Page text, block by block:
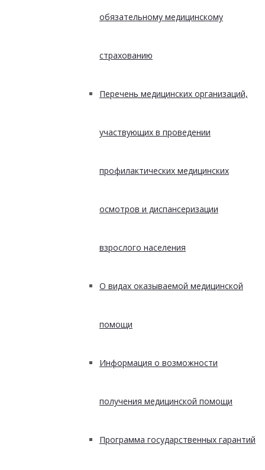
обязательному медицинскому
страхованию
Перечень медицинских организаций,
участвующих в проведении
профилактических медицинских
осмотров и диспансеризации
взрослого населения
О видах оказываемой медицинской
помощи
Информация о возможности
получения медицинской помощи
Программа государственных гарантий